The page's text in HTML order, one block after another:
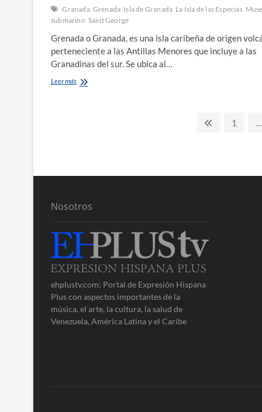
Granada Grenada Isla de Granada La Isla de las Especias
submarino Saint George
Grenada o Granada, es una isla caribeña de origen
perteneciente a las Antillas Menores que incluye a las
Granadinas del sur. Se ubica al…
Leer másGrenada,
PáginaPágina
1 …
Nosotros
ehplustv.com: Portal de Expresión Hispana
Plus con aspectos importantes de la
música, el arte, la cultura, la salud de
Venezuela, América Latina y el Caribe